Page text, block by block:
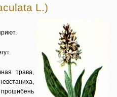
L.)
трава,